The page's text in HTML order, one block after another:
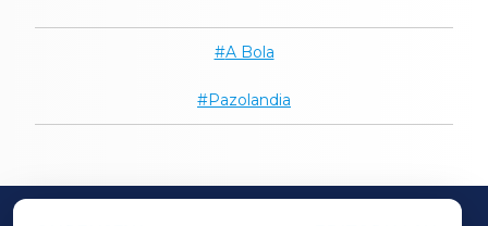
A Bola
Pazolandia